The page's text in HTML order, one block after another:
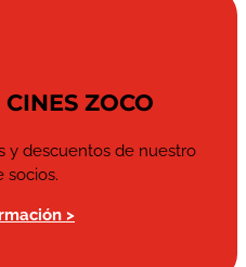
ZOCO
y descuentos de nuestro
socios.
>